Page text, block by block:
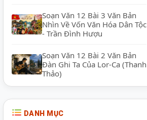
Soạn Văn 12 Bài 3 Văn Bản
Nhìn Về Vốn Văn Hóa Dân Tộc
- Trần Đình Hượu
Soạn Văn 12 Bài 2 Văn Bản
Đàn Ghi Ta Của Lor-Ca (Thanh
Thảo)
DANH MỤC